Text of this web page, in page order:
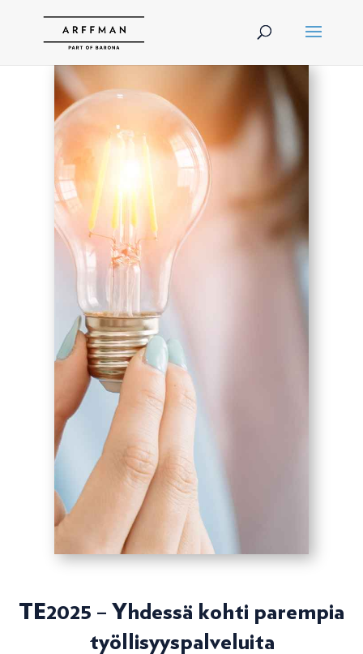
TE2025 – Yhdessä kohti parempia
työllisyyspalveluita